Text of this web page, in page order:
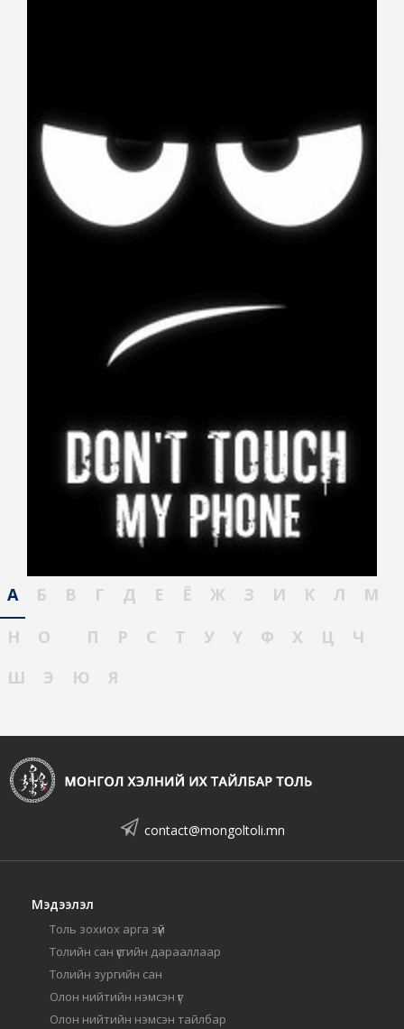
А Б В Г Д Е Ё Ж З И К Л
М
Н
О П Р С Т У Ү Ф Х Ц
Ч
Ш
Э Ю Я
contact@mongoltoli.mn
Мэдээлэл
Толь зохиох арга зүй
Толийн сан үсгийн дарааллаар
Толийн зургийн сан
Олон нийтийн нэмсэн үг
Олон нийтийн нэмсэн тайлбар